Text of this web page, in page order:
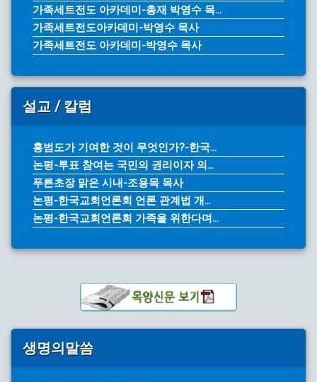
가족세트전도 아카데미-총재 박영수 목...
가족세트전도아카데미-박영수 목사
가족세트전도 아카데미-박영수 목사
설교 / 칼럼
홍범도가 기여한 것이 무엇인가?-한국...
논평-투표 참여는 국민의 권리이자 의...
푸른초장 맑은 시내-조용목 목사
논평-한국교회언론회 언론 관계법 개...
논평-한국교회언론회 가족을 위한다며...
생명의말씀